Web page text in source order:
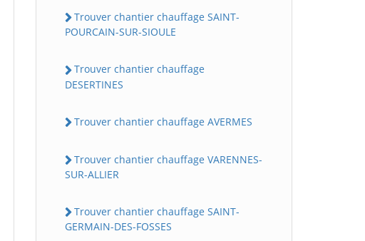
Trouver chantier chauffage SAINT-
POURCAIN-SUR-SIOULE
Trouver chantier chauffage
DESERTINES
Trouver chantier chauffage AVERMES
Trouver chantier chauffage VARENNES-
SUR-ALLIER
Trouver chantier chauffage SAINT-
GERMAIN-DES-FOSSES